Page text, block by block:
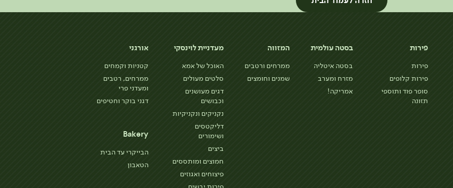
פירות
פירות
פירות קלופים
סופר פוד ותוספי
תזונה
בסטה עולמית
בסטה איטליה
מזרח ומערב
אמריקה!
המזווה
ממרחים ורטבים
שמנים וחומצים
מעדניית לוינסקי
האוכל של אמא
סלטים מעולים
דגים מעושנים
וכבושים
נקניקים ונקניקיות
דליקטסים
ושימורים
ביצים
חמוצים ומותססים
פיצוחים ואגוזים
אורגני
קטניות וקמחים
ממרחים, רטבים
ומעדני פרי
דגני בוקר וחטיפים
Bakery
הבייקרי עד הבית
הטאבון